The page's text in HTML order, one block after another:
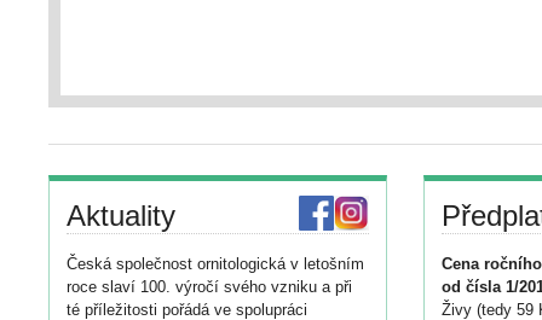
Aktuality
Česká společnost ornitologická v letošním
roce slaví 100. výročí svého vzniku a při
té příležitosti pořádá ve spolupráci
Cena
od čísla 1/
Živy (tedy 59